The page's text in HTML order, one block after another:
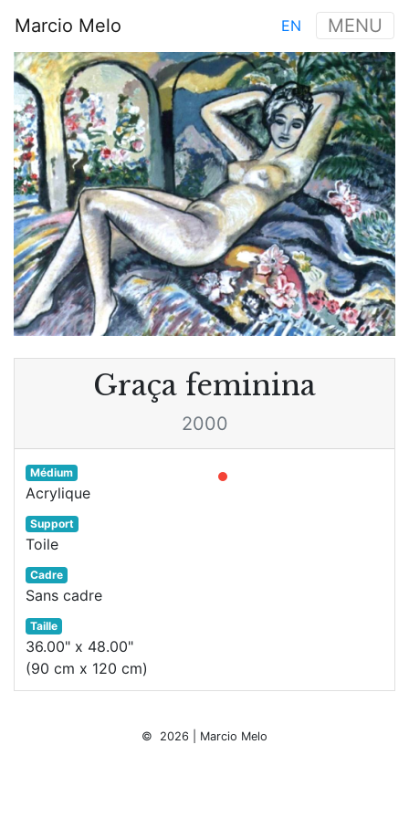
au
contenu
principal
Main
navigation
Marcio Melo MENU
EN
Image
Graça feminina
2000
Médium
Acrylique
Support
Toile
Cadre
Sans cadre
Taille
36.00" x 48.00"
(90 cm x 120 cm)
© 2026 | Marcio Melo